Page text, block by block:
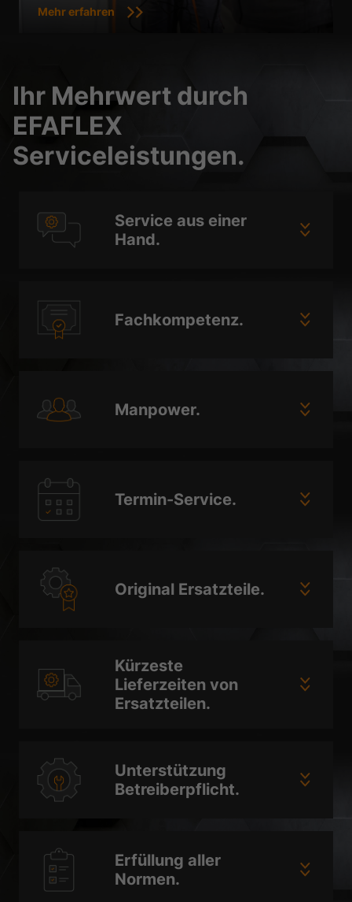
Mehr erfahren
Ihr Mehrwert durch
EFAFLEX
Serviceleistungen.
Service aus einer
Hand.
Fachkompetenz.
Manpower.
Termin-Service.
Original Ersatzteile.
Kürzeste
Lieferzeiten von
Ersatzteilen.
Unterstützung
Betreiberpflicht.
Erfüllung aller
Normen.